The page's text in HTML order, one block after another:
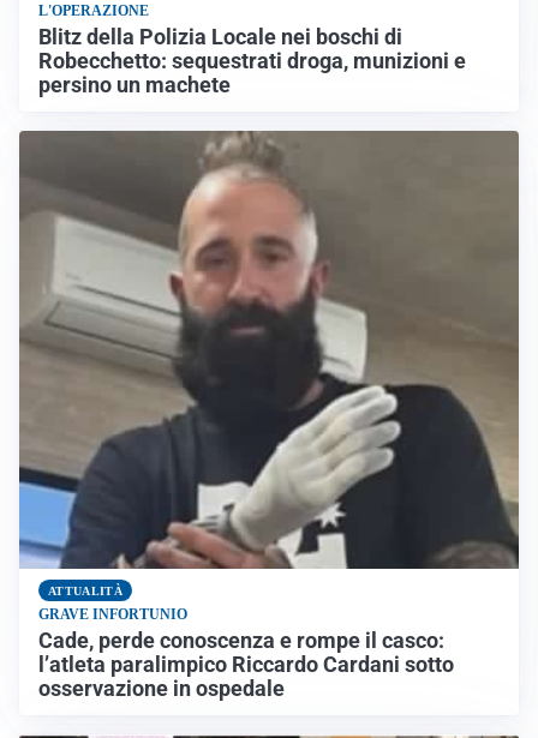
L'OPERAZIONE
Blitz della Polizia Locale nei boschi di
Robecchetto: sequestrati droga, munizioni e
persino un machete
ATTUALITÀ
GRAVE INFORTUNIO
Cade, perde conoscenza e rompe il casco:
l’atleta paralimpico Riccardo Cardani sotto
osservazione in ospedale